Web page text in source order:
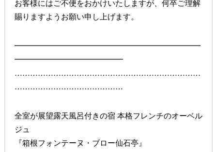
お客様にはご不便をおかけいたしますが、何卒ご理解
賜りますようお願い申し上げます。
━━━━━━━━━━━━━━━━━━━━━━━━
━━━━━━━━━━━━━━
………………………………………………………………
……………………………………
全室が展望露天風呂付きの宿 本格フレンチのオーベル
ジュ
『箱根フォンテーヌ・ブロー仙石亭』